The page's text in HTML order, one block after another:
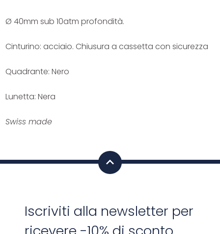
Ø 40mm sub 10atm profondità.
Cinturino: acciaio. Chiusura a cassetta con sicurezza
Quadrante: Nero
Lunetta: Nera
Swiss made
Iscriviti alla newsletter per